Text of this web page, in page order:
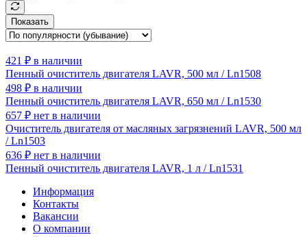
Показать
421 ₽ в наличии
Пенный очиститель двигателя LAVR, 500 мл / Ln1508
498 ₽ в наличии
Пенный очиститель двигателя LAVR, 650 мл / Ln1530
657 ₽ нет в наличии
Очиститель двигателя от масляных загрязнений LAVR, 500 мл
/ Ln1503
636 ₽ нет в наличии
Пенный очиститель двигателя LAVR, 1 л / Ln1531
Информация
Контакты
Вакансии
О компании